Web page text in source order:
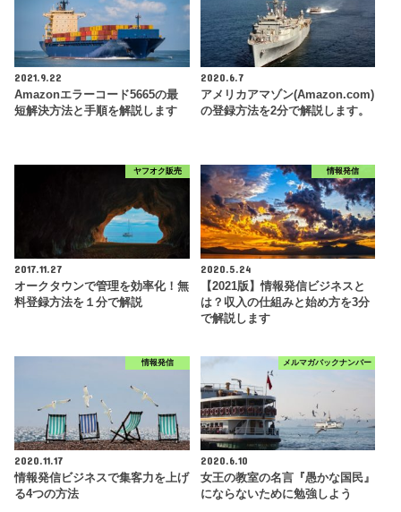
2021.9.22
Amazonエラーコード5665の最
短解決方法と手順を解説します
2020.6.7
アメリカアマゾン(Amazon.com)
の登録方法を2分で解説します。
ヤフオク販売
2017.11.27
オークタウンで管理を効率化！無
料登録方法を１分で解説
情報発信
2020.5.24
【2021版】情報発信ビジネスと
は？収入の仕組みと始め方を3分
で解説します
情報発信
2020.11.17
情報発信ビジネスで集客力を上げ
る4つの方法
メルマガバックナンバー
2020.6.10
女王の教室の名言『愚かな国民』
にならないために勉強しよう